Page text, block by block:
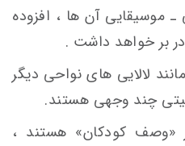
موسیقایی آن ها ، افزوده
بر خواهد داشت .
لالایی های نواحی دیگر
چند وجهی هستند.
«وصف كودكان» هستند ،